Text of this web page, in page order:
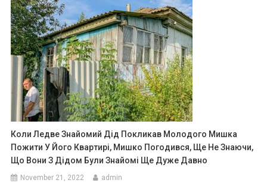
Коли Ледве Знайомий Дід Покликав Молодого Мишка
Пожити У Його Квартирі, Мишко Погодився, Ще Не Знаючи,
Що Вони З Дідом Були Знайомі Ще Дуже Давно
November 21, 2022 admin